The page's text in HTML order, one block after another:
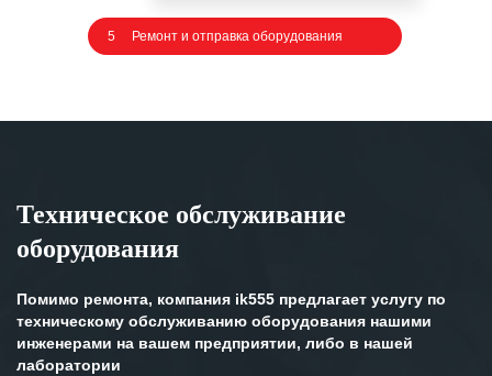
5 Ремонт и отправка оборудования
Техническое обслуживание
оборудования
Помимо ремонта, компания ik555 предлагает услугу по
техническому обслуживанию оборудования нашими
инженерами на вашем предприятии, либо в нашей
лаборатории